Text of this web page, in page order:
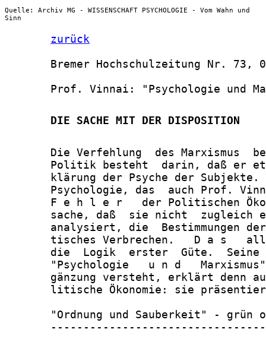
Quelle: Archiv MG - WISSENSCHAFT PSYCHOLOGIE - Vom Wahn und
Sinn
zurück
Bremer Hochschulzeitung Nr. 73,
Prof. Vinnai: "Psychologie und
       DIE SACHE MIT DER DISPOSITION
Die Verfehlung  des Marxismus
Politik besteht  darin, daß er
klärung der Psyche der
Psychologie, das  auch Prof.
F e h l e r   der Politischen
sache, daß  sie nicht  zugleich
analysiert, die  Bestimmungen
tisches Verbrechen.   D a s
die  Logik  erster  Güte.
"Psychologie   u n d
gänzung versteht, erklärt denn
litische Ökonomie: sie
"Ordnung und Sauberkeit" - grün